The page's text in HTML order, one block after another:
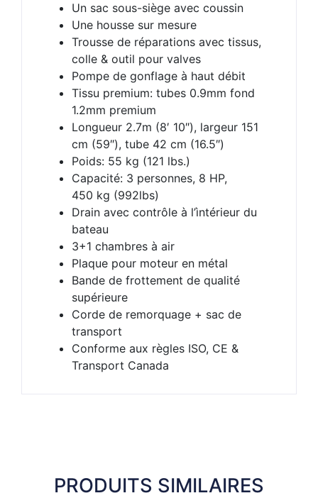
Un sac sous-siège avec coussin
Une housse sur mesure
Trousse de réparations avec tissus,
colle & outil pour valves
Pompe de gonflage à haut débit
Tissu premium: tubes 0.9mm fond
1.2mm premium
Longueur 2.7m (8′ 10″), largeur 151
cm (59″), tube 42 cm (16.5″)
Poids: 55 kg (121 lbs.)
Capacité: 3 personnes, 8 HP,
450 kg (992lbs)
Drain avec contrôle à l’ìntérieur du
bateau
3+1 chambres à air
Plaque pour moteur en métal
Bande de frottement de qualité
supérieure
Corde de remorquage + sac de
transport
Conforme aux règles ISO, CE &
Transport Canada
PRODUITS SIMILAIRES